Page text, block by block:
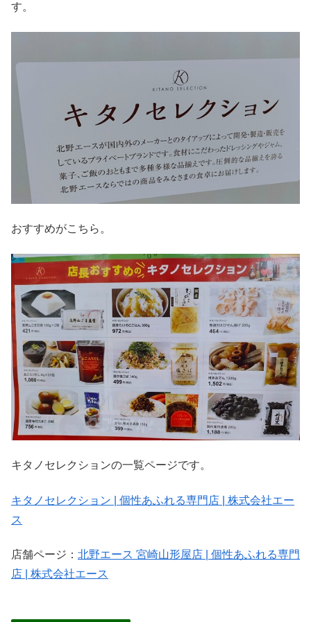
す。
おすすめがこちら。
キタノセレクションの一覧ページです。
キタノセレクション | 個性あふれる専門店 | 株式会社エー
ス
店舗ページ： 北野エース 宮崎山形屋店 | 個性あふれる専門
店 | 株式会社エース